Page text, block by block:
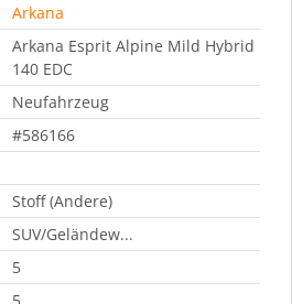
Arkana
Arkana Esprit Alpine Mild Hybrid
140 EDC
Neufahrzeug
#586166
Stoff (Andere)
SUV/Geländew...
5